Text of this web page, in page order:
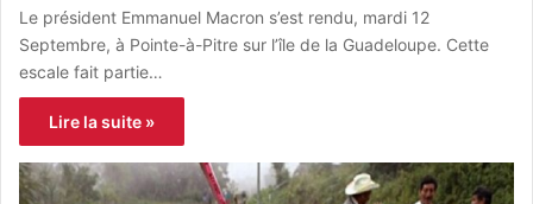
Le président Emmanuel Macron s’est rendu, mardi 12
Septembre, à Pointe-à-Pitre sur l’île de la Guadeloupe. Cette
escale fait partie…
Lire la suite »